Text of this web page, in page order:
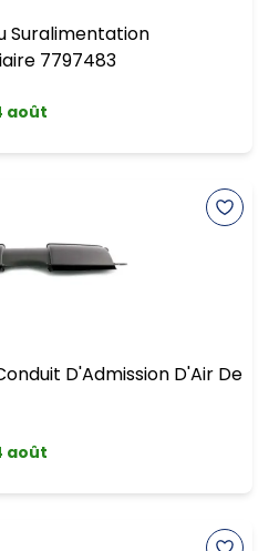
Suralimentation
7797483
août
Conduit D'Admission D'Air De
août